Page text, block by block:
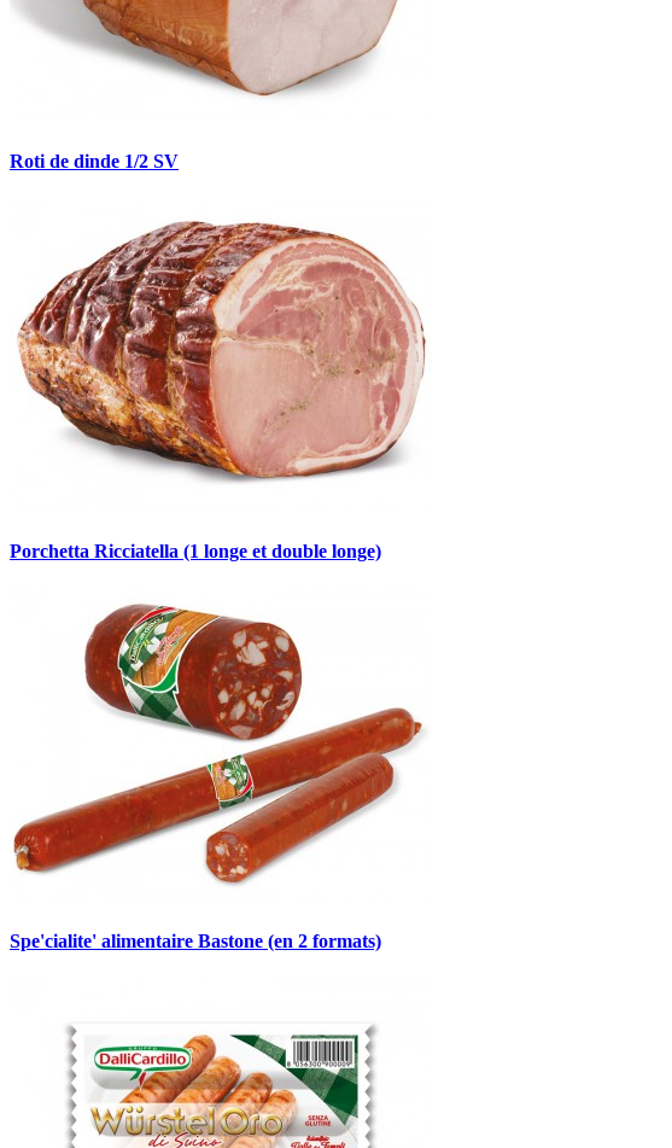
Roti de dinde 1/2 SV
Porchetta Ricciatella (1 longe et double longe)
Spe'cialite' alimentaire Bastone (en 2 formats)